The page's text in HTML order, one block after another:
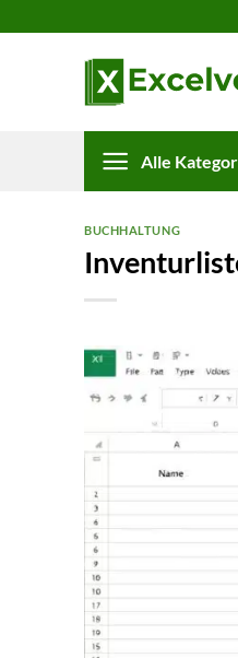
Inhalt
Alle
BUCHHALTUNG